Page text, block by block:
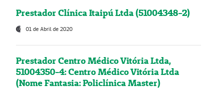
Prestador Clínica Itaipú Ltda (51004348-2)
01 de Abril de 2020
Prestador Centro Médico Vitória Ltda,
51004350-4: Centro Médico Vitória Ltda
(Nome Fantasia: Policlínica Master)